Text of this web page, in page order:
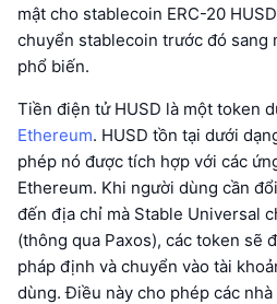
mật cho stablecoin ERC-20
chuyển stablecoin trước đó sang
phổ biến.
Tiền điện tử HUSD là một token
Ethereum. HUSD tồn tại dưới
phép nó được tích hợp với các
Ethereum. Khi người dùng cần
đến địa chỉ mà Stable Universal
(thông qua Paxos), các token sẽ
pháp định và chuyển vào tài
dùng. Điều này cho phép các